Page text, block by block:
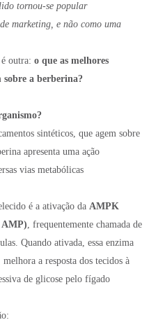
tornou-se popular
marketing, e não como uma
outra: o que as melhores
sobre a berberina?
sintéticos, que agem sobre
apresenta uma ação
vias metabólicas
é a ativação da AMPK
AMP), frequentemente chamada de
Quando ativada, essa enzima
a resposta dos tecidos à
de glicose pelo fígado